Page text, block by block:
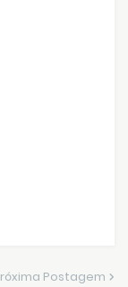
Postagem